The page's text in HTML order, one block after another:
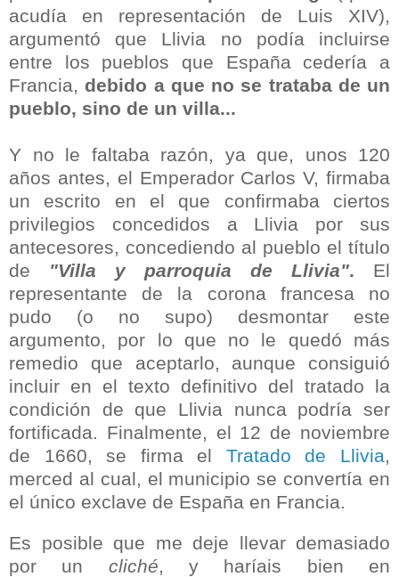
acudía en representación de Luis XIV),
argumentó que Llivia no podía incluirse
entre los pueblos que España cedería a
Francia, debido a que no se trataba de un
pueblo, sino de un villa...
Y no le faltaba razón, ya que, unos 120
años antes, el Emperador Carlos V, firmaba
un escrito en el que confirmaba ciertos
privilegios concedidos a Llivia por sus
antecesores, concediendo al pueblo el título
de "Villa y parroquia de Llivia". El
representante de la corona francesa no
pudo (o no supo) desmontar este
argumento, por lo que no le quedó más
remedio que aceptarlo, aunque consiguió
incluir en el texto definitivo del tratado la
condición de que Llivia nunca podría ser
fortificada. Finalmente, el 12 de noviembre
de 1660, se firma el Tratado de Llivia,
merced al cual, el municipio se convertía en
el único exclave de España en Francia.
Es posible que me deje llevar demasiado
por un cliché, y haríais bien en